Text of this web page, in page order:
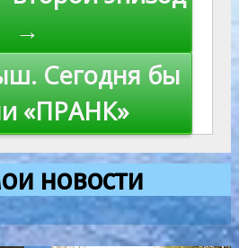
→
Сегодня бы
«ПРАНК»
новости